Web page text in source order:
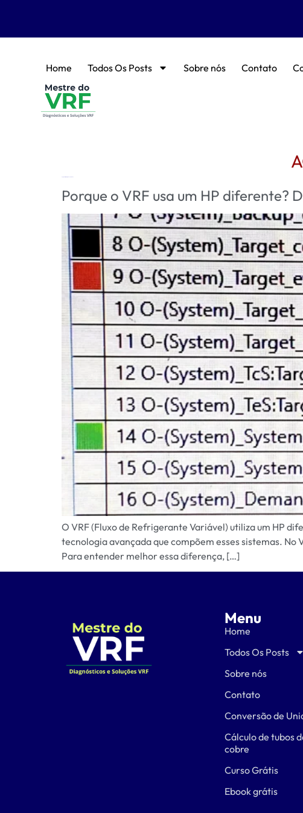
Home Todos Os Posts Sobre nós Contato
Porque o VRF usa um HP diferente?
O VRF (Fluxo de Refrigerante Variável) utiliza um HP
tecnologia avançada que compõem esses sistemas.
Para entender melhor essa diferença, […]
Menu
Home
Todos Os Posts
Sobre nós
Contato
Conversão de
Cálculo de tubos
cobre
Curso Grátis
Ebook grátis